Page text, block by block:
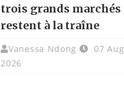
trois grands marchés
restent à la traîne
Vanessa Ndong
07 Aug
2026